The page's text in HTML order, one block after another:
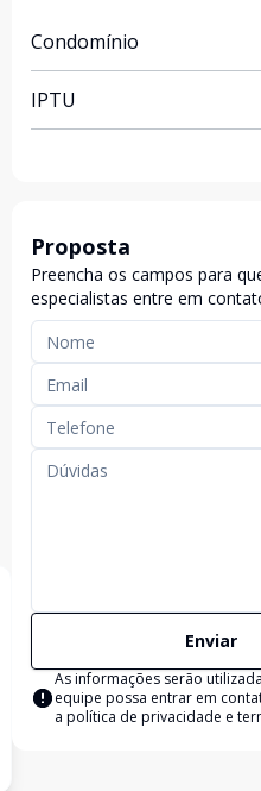
Condomínio
IPTU
Proposta
Preencha os campos para
especialistas entre em
Enviar
As informações serão
equipe possa entrar em
a política de privacidade e